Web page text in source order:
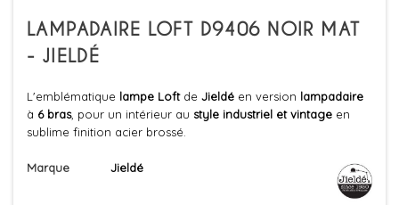
LAMPADAIRE LOFT D9406 NOIR MAT
- JIELDÉ
L'emblématique lampe Loftde Jieldé en version lampadaire
à 6 bras, pour un intérieur au style industriel et vintage en
sublime finition acier brossé.
Marque Jieldé